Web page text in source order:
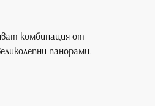
комбинация от
панорами.